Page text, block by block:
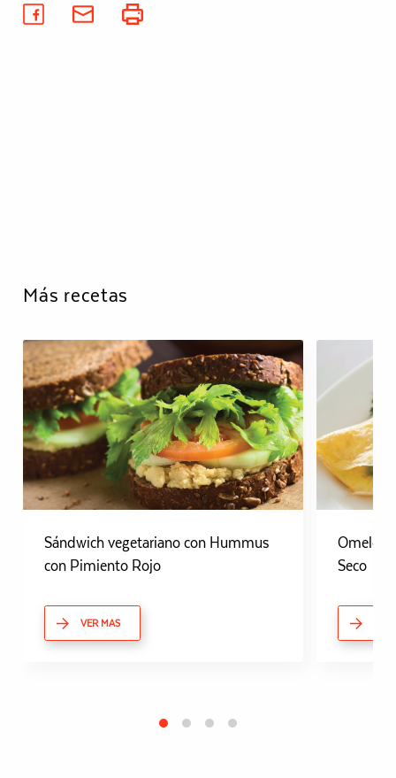
Más recetas
Sándwich vegetariano con Hummus
con Pimiento Rojo
VER MAS
Seco